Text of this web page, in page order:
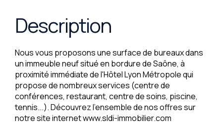
Description
Nous vous proposons une surface de bureaux dans
un immeuble neuf situé en bordure de Saône, à
proximité immédiate de l'Hôtel Lyon Métropole qui
propose de nombreux services (centre de
conférences, restaurant, centre de soins, piscine,
tennis...). Découvrez l'ensemble de nos offres sur
notre site internet www.sldi-immobilier.com